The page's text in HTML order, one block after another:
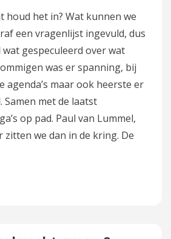
houd het in? Wat kunnen we
een vragenlijst ingevuld, dus
gespeculeerd over wat
was er spanning, bij
agenda’s maar ook heerste er
met de laatst
op pad. Paul van Lummel,
zitten we dan in de kring. De